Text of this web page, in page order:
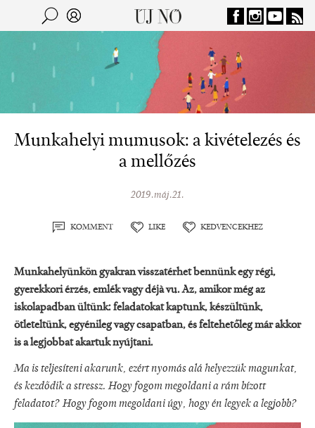
Jump to navigation
Kereső
Munkahelyi mumusok: a kivételezés és
a mellőzés
2019.máj.21.
KOMMENT LIKE KEDVENCEKHEZ
Munkahelyünkön gyakran visszatérhet bennünk egy régi,
gyerekkori érzés, emlék vagy déjà vu. Az, amikor még az
iskolapadban ültünk: feladatokat kaptunk, készültünk,
ötleteltünk, egyénileg vagy csapatban, és feltehetőleg már akkor
is a legjobbat akartuk nyújtani.
Ma is teljesíteni akarunk, ezért nyomás alá helyezzük magunkat,
és kezdődik a stressz. Hogy fogom megoldani a rám bízott
feladatot? Hogy fogom megoldani úgy, hogy én legyek a legjobb?